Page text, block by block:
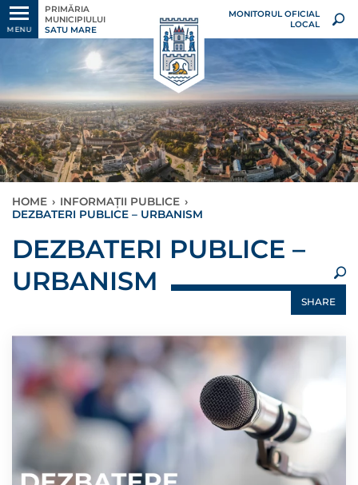
MENU
PRIMĂRIA
MUNICIPIULUI
SATU MARE
MONITORUL OFICIAL
LOCAL
HOME › INFORMAȚII PUBLICE ›
DEZBATERI PUBLICE – URBANISM
DEZBATERI PUBLICE –
URBANISM
SHARE